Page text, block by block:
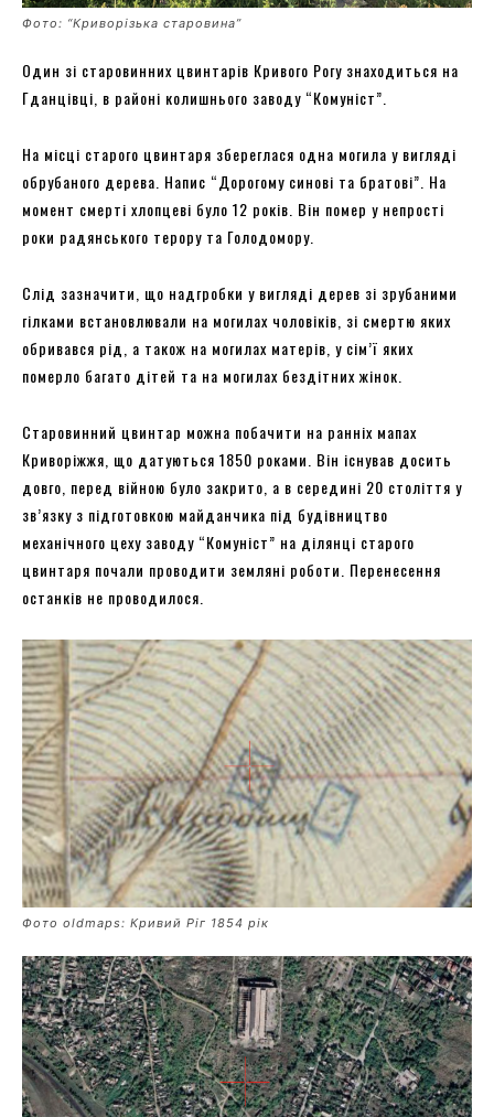
Фото: “Криворізька старовина”
Один зі старовинних цвинтарів Кривого Рогу знаходиться на
Гданцівці, в районі колишнього заводу “Комуніст”.
На місці старого цвинтаря збереглася одна могила у вигляді
обрубаного дерева. Напис “Дорогому синові та братові”. На
момент смерті хлопцеві було 12 років. Він помер у непрості
роки радянського терору та Голодомору.
Слід зазначити, що надгробки у вигляді дерев зі зрубаними
гілками встановлювали на могилах чоловіків, зі смертю яких
обривався рід, а також на могилах матерів, у сім’ї яких
померло багато дітей та на могилах бездітних жінок.
Старовинний цвинтар можна побачити на ранніх мапах
Криворіжжя, що датуються 1850 роками. Він існував досить
довго, перед війною було закрито, а в середині 20 століття у
зв’язку з підготовкою майданчика під будівництво
механічного цеху заводу “Комуніст” на ділянці старого
цвинтаря почали проводити земляні роботи. Перенесення
останків не проводилося.
Фото oldmaps: Кривий Ріг 1854 рік